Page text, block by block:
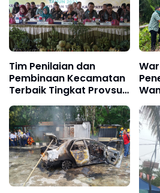
Tim Penilaian dan
Pembinaan Kecamatan
Terbaik Tingkat Provsu
Lakukan Penilaian di
Kecamatan Kota
Kisaran Timur